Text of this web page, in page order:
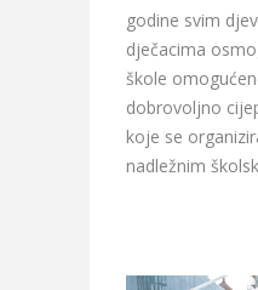
godine svim
dječacima
škole
dobrovoljno
koje se
nadležnim